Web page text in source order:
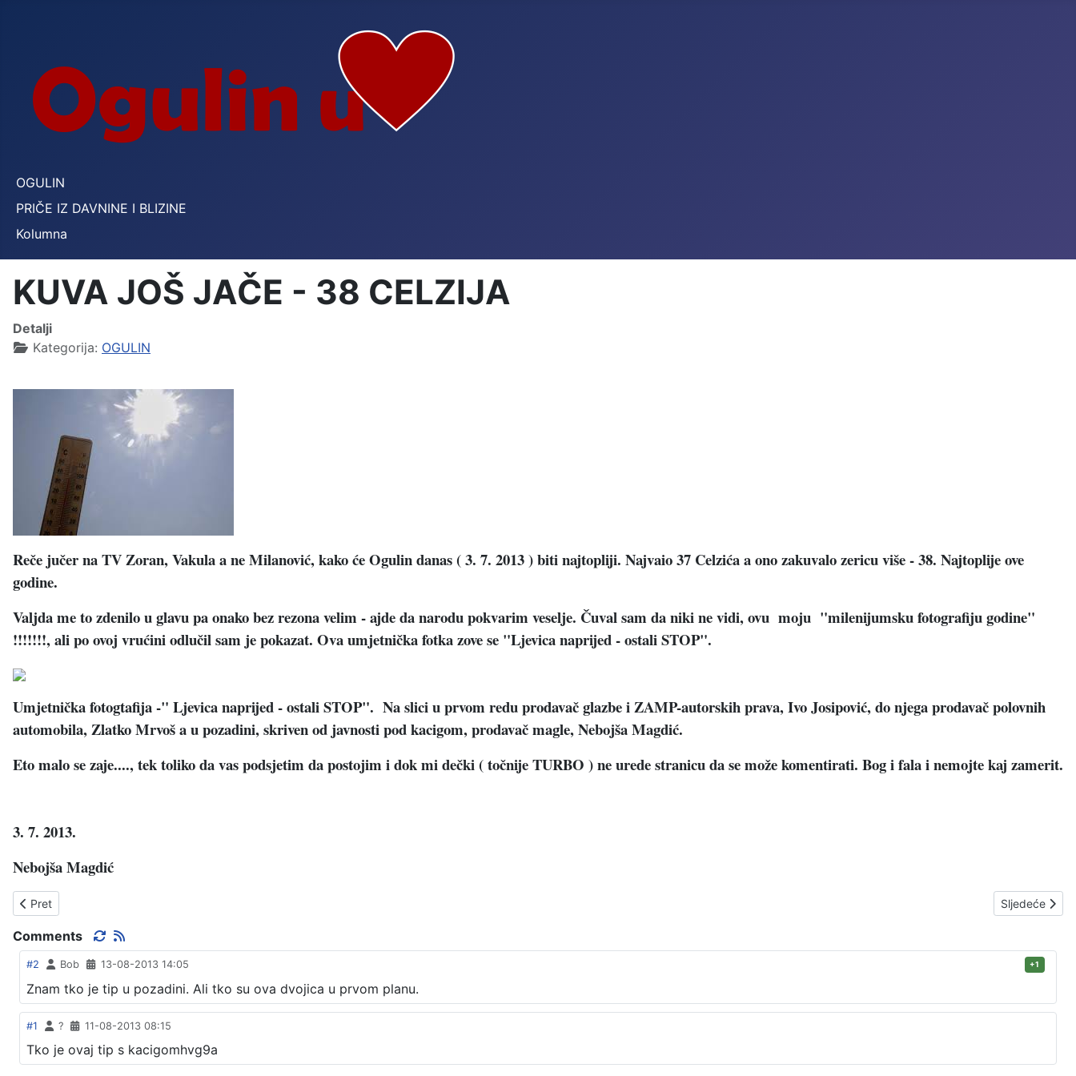
OGULIN
PRIČE IZ DAVNINE I BLIZINE
Kolumna
KUVA JOŠ JAČE - 38 CELZIJA
Detalji
Kategorija: OGULIN
Reče jučer na TV Zoran, Vakula a ne Milanović, kako će Ogulin danas ( 3. 7. 2013 ) biti najtopliji. Najvaio 37 Celzića a ono zakuvalo zericu više - 38. Najtoplije ove
godine.
Valjda me to zdenilo u glavu pa onako bez rezona velim - ajde da narodu pokvarim veselje. Čuval sam da niki ne vidi, ovu moju "milenijumsku fotografiju godine"
!!!!!!!, ali po ovoj vrućini odlučil sam je pokazat. Ova umjetnička fotka zove se "Ljevica naprijed - ostali STOP".
Umjetnička fotogtafija -" Ljevica naprijed - ostali STOP". Na slici u prvom redu prodavač glazbe i ZAMP-autorskih prava, Ivo Josipović, do njega prodavač polovnih
automobila, Zlatko Mrvoš a u pozadini, skriven od javnosti pod kacigom, prodavač magle, Nebojša Magdić.
Eto malo se zaje...., tek toliko da vas podsjetim da postojim i dok mi dečki ( točnije TURBO ) ne urede stranicu da se može komentirati. Bog i fala i nemojte kaj zamerit.
3. 7. 2013.
Nebojša Magdić
Prethodni članak: SRETAN PRAZNIK
Pret Sljedeći
Sljedeće
Comments
#2 Bob 13-08-2013 14:05 +1
Znam tko je tip u pozadini. Ali tko su ova dvojica u prvom planu.
#1 ? 11-08-2013 08:15
Tko je ovaj tip s kacigomhvg9a